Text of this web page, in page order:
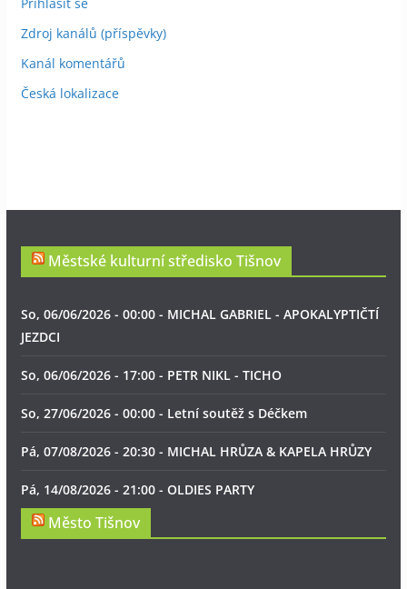
Přihlásit se
Zdroj kanálů (příspěvky)
Kanál komentářů
Česká lokalizace
Městské kulturní středisko Tišnov
So, 06/06/2026 - 00:00 - MICHAL GABRIEL - APOKALYPTIČTÍ
JEZDCI
So, 06/06/2026 - 17:00 - PETR NIKL - TICHO
So, 27/06/2026 - 00:00 - Letní soutěž s Déčkem
Pá, 07/08/2026 - 20:30 - MICHAL HRŮZA & KAPELA HRŮZY
Pá, 14/08/2026 - 21:00 - OLDIES PARTY
Město Tišnov